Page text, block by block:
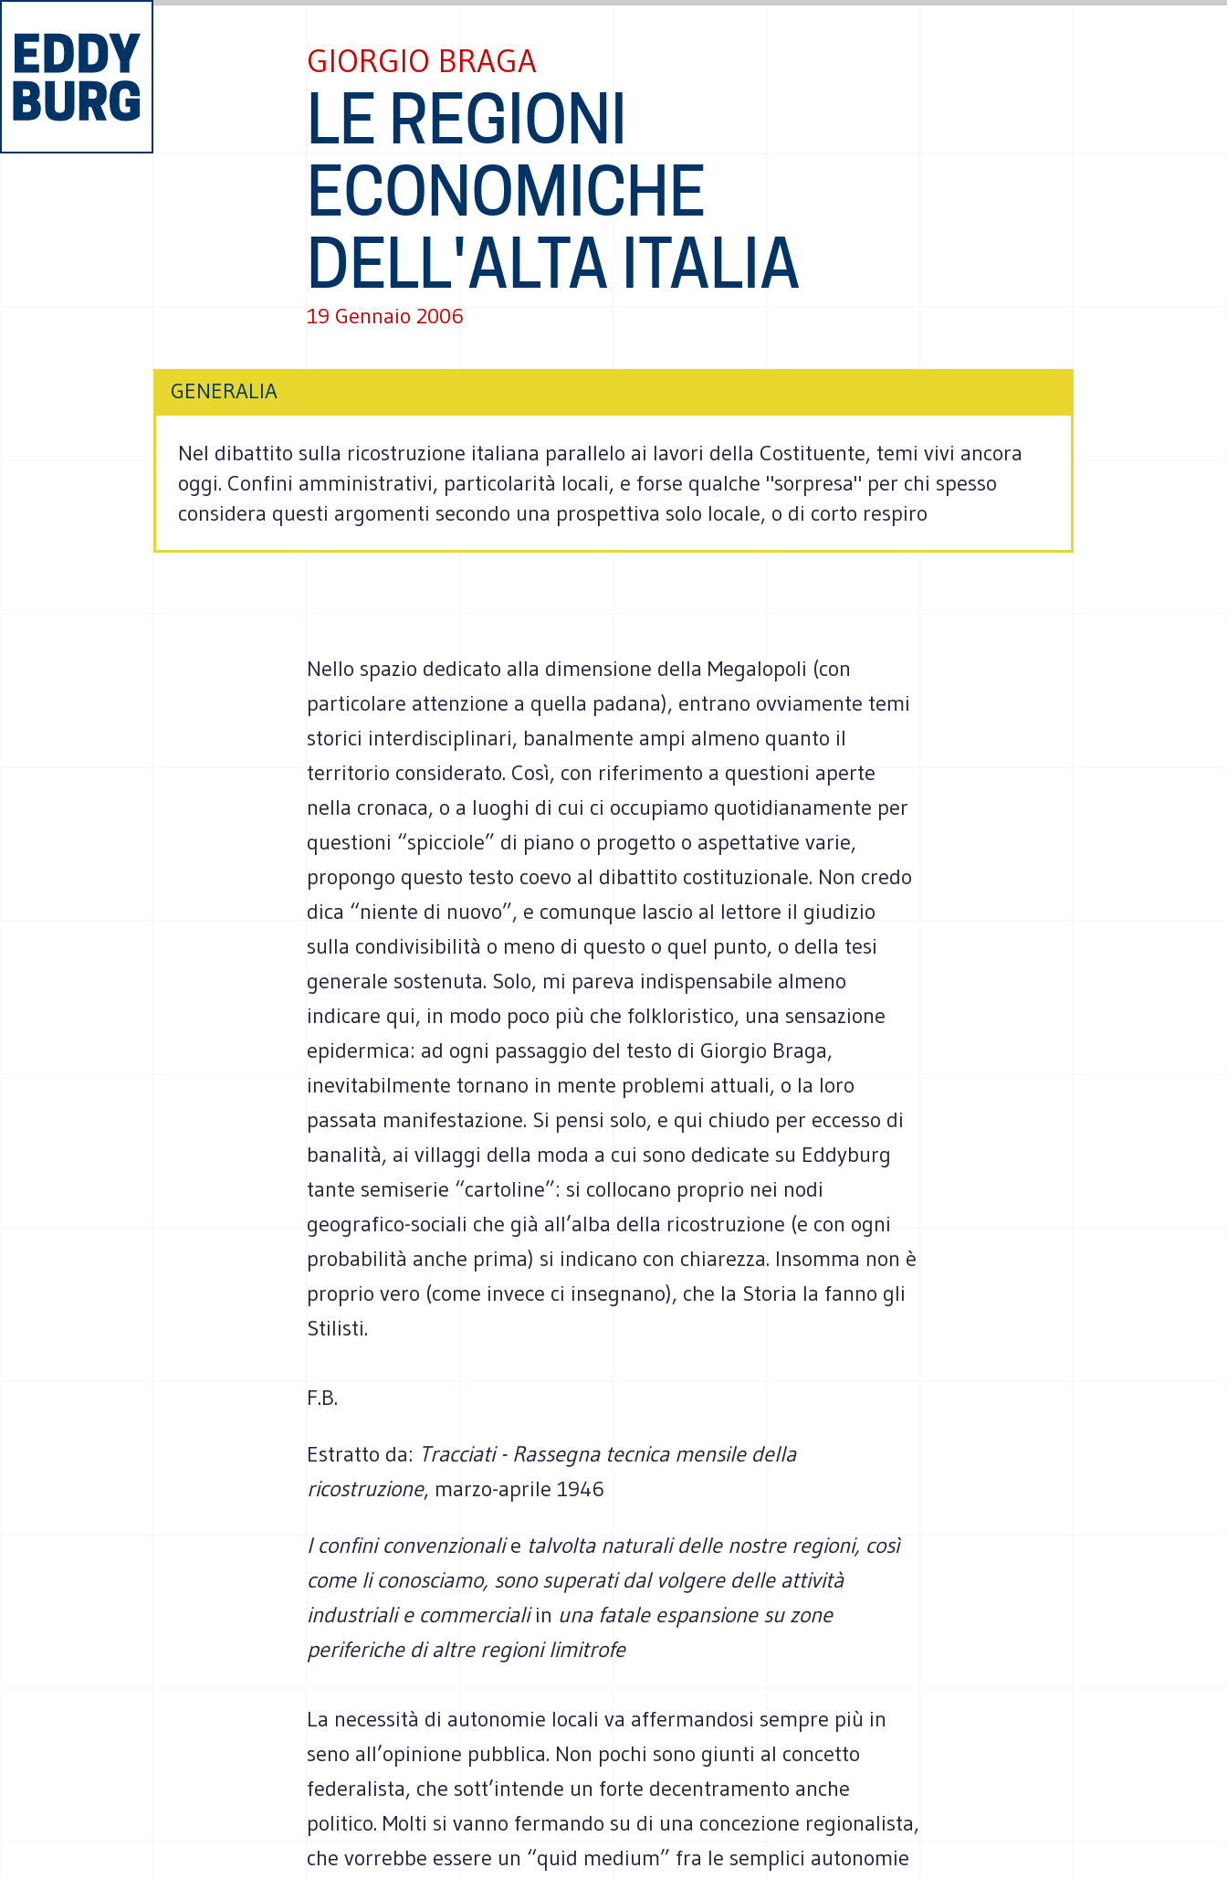
GIORGIO BRAGA
LE REGIONI
ECONOMICHE
DELL'ALTA ITALIA
19 Gennaio 2006
GENERALIA
Nel dibattito sulla ricostruzione italiana parallelo ai lavori della Costituente, temi vivi ancora
oggi. Confini amministrativi, particolarità locali, e forse qualche "sorpresa" per chi spesso
considera questi argomenti secondo una prospettiva solo locale, o di corto respiro
Nello spazio dedicato alla dimensione della Megalopoli (con
particolare attenzione a quella padana), entrano ovviamente temi
storici interdisciplinari, banalmente ampi almeno quanto il
territorio considerato. Così, con riferimento a questioni aperte
nella cronaca, o a luoghi di cui ci occupiamo quotidianamente per
questioni “spicciole” di piano o progetto o aspettative varie,
propongo questo testo coevo al dibattito costituzionale. Non credo
dica “niente di nuovo”, e comunque lascio al lettore il giudizio
sulla condivisibilità o meno di questo o quel punto, o della tesi
generale sostenuta. Solo, mi pareva indispensabile almeno
indicare qui, in modo poco più che folkloristico, una sensazione
epidermica: ad ogni passaggio del testo di Giorgio Braga,
inevitabilmente tornano in mente problemi attuali, o la loro
passata manifestazione. Si pensi solo, e qui chiudo per eccesso di
banalità, ai villaggi della moda a cui sono dedicate su Eddyburg
tante semiserie “cartoline”: si collocano proprio nei nodi
geografico-sociali che già all’alba della ricostruzione (e con ogni
probabilità anche prima) si indicano con chiarezza. Insomma non è
proprio vero (come invece ci insegnano), che la Storia la fanno gli
Stilisti.
F.B.
Estratto da: Tracciati - Rassegna tecnica mensile della
ricostruzione, marzo-aprile 1946
I confini convenzionalie talvolta naturali delle nostre regioni, così
come li conosciamo, sono superati dal volgere delle attività
industriali e commercialiin una fatale espansione su zone
periferiche di altre regioni limitrofe
La necessità di autonomie locali va affermandosi sempre più in
seno all’opinione pubblica. Non pochi sono giunti al concetto
federalista, che sott’intende un forte decentramento anche
politico. Molti si vanno fermando su di una concezione regionalista,
che vorrebbe essere un “quid medium” fra le semplici autonomie